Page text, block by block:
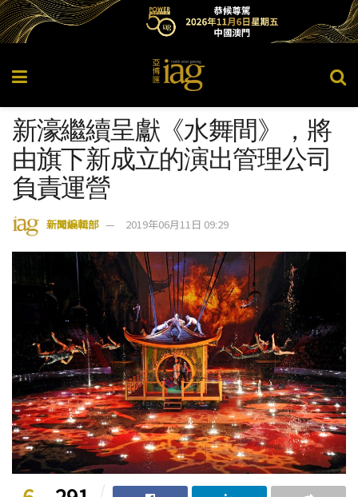
新濠繼續呈獻《水舞間》，將
由旗下新成立的演出管理公司
負責運營
新聞編輯部 2019年06月11日 09:29